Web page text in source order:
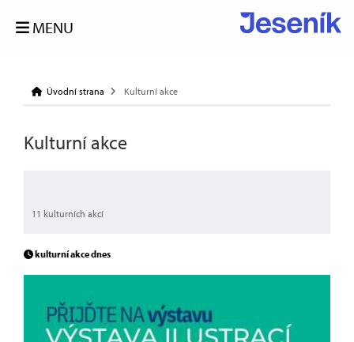
MENU
Úvodní strana Kulturní akce
Kulturní akce
11 kulturních akcí
kulturní akce dnes